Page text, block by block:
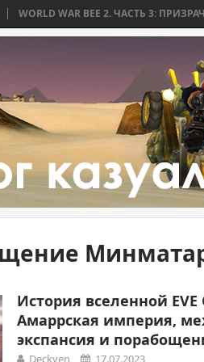
WAR BEE 2. ЧАСТЬ 3:
История вселенной EVE
Амаррская империя,
экспансия и
Deckven 17.07.2023